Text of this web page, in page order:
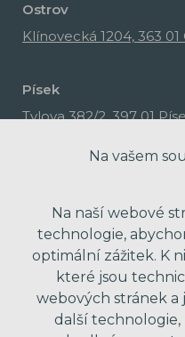
Ostrov
Klínovecká 1204, 363
Písek
Tylova 382/2, 397 01
Na vašem
Na naší webové
technologie,
optimální zážitek. K
které jsou
webových stránek a
další